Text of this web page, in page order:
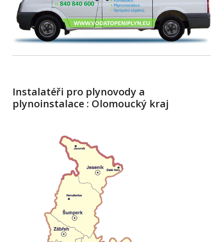
Instalatéři pro plynovody a
plynoinstalace : Olomoucký kraj